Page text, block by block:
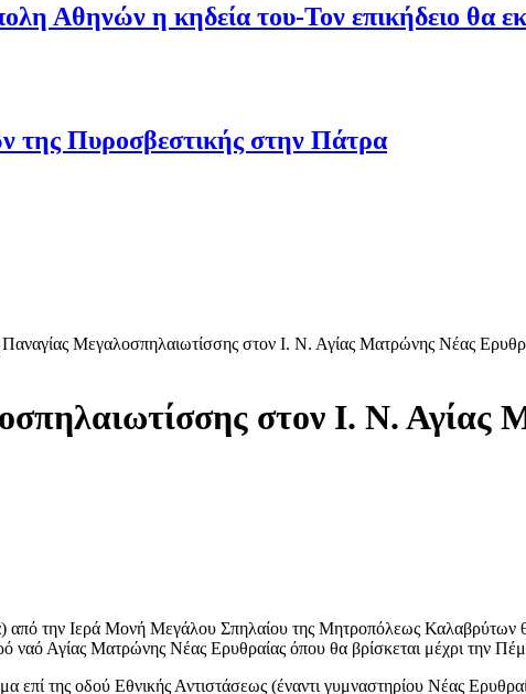
Αθηνών η κηδεία του-Τον επικήδειο θα
της Πυροσβεστικής στην Πάτρα
Παναγίας Μεγαλοσπηλαιωτίσσης στον Ι. Ν. Αγίας Ματρώνης Νέας
στον Ι. Ν. Αγίας
από την Ιερά Μονή Μεγάλου Σπηλαίου της Μητροπόλεως Καλαβρύτων
ναό Αγίας Ματρώνης Νέας Ερυθραίας όπου θα βρίσκεται μέχρι την
επί της οδού Εθνικής Αντιστάσεως (έναντι γυμναστηρίου Νέας